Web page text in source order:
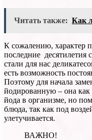
Читать также: Как
К сожалению, характер
последние десятилетия
стали для нас
есть возможность
Поэтому для начала
йодированную – она как
йода в организме, но
блюда, так как под
улетучивается.
ВАЖНО!